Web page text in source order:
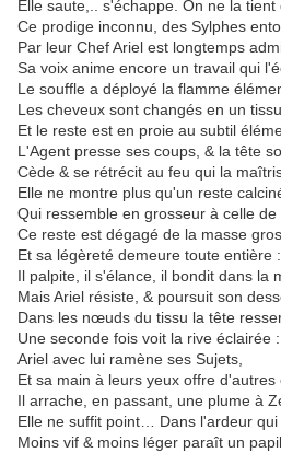
Elle saute,.. s'échappe. On ne la tient
Ce prodige inconnu, des Sylphes
Par leur Chef Ariel est longtemps
Sa voix anime encore un travail qui
Le souffle a déployé la flamme
Les cheveux sont changés en un
Et le reste est en proie au subtil
L'Agent presse ses coups, & la tête
Cède & se rétrécit au feu qui la
Elle ne montre plus qu'un reste
Qui ressemble en grosseur à celle de
Ce reste est dégagé de la masse
Et sa légèreté demeure toute entière :
Il palpite, il s'élance, il bondit dans la
Mais Ariel résiste, & poursuit son
Dans les nœuds du tissu la tête
Une seconde fois voit la rive éclairée :
Ariel avec lui ramène ses Sujets,
Et sa main à leurs yeux offre d'autres
Il arrache, en passant, une plume à
Elle ne suffit point… Dans l'ardeur qui
Moins vif & moins léger paraît un